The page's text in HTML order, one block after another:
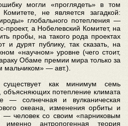
могли «проглядеть» в том
не является загадкой:
глобального потепления —
проект, а Нобелевский Комитет, на
пробы, на такого рода проектах
и дурят публику, так сказать, на
«научном» уровне (чего стоит,
Обаме премии мира только за
— авт.).
как минимум семь
потепление климата
— солнечная и вулканическая
океана, изменения орбиты и
человек со своим «парниковым
антропогенная теория